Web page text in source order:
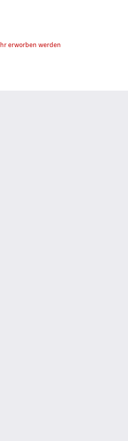
erworben werden